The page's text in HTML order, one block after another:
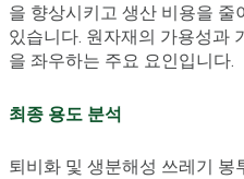
을 향상시키고 생산 비용을
있습니다. 원자재의 가용성과
을 좌우하는 주요 요인입니다.
최종 용도 분석
퇴비화 및 생분해성 쓰레기 봉